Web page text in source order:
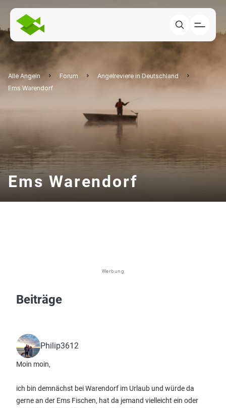
Alle Angeln Forum
Angelreviere in Deutschland
Ems Warendorf
Ems Warendorf
Werbung
Beiträge
Philip3612
Moin moin,
ich bin demnächst bei Warendorf im Urlaub und würde da
gerne an der Ems Fischen, hat da jemand vielleicht ein oder